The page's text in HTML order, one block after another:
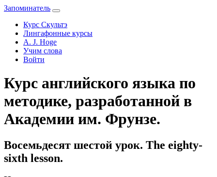
Запоминатель
Курс Скультэ
Лингафонные курсы
A. J. Hoge
Учим слова
Войти
Курс английского языка по
методике, разработанной в
Академии им. Фрунзе.
Восемьдесят шестой урок. The eighty-
sixth lesson.